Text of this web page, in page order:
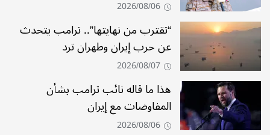
2026/08/06
“تقترب من نهايتها”.. ترامب يتحدث
عن حرب إيران وطهران ترد
2026/08/07
هذا ما قاله نائب ترامب بشأن
المفاوضات مع إيران
2026/08/06